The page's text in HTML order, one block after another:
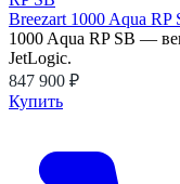
Breezart 1000 Aqua RP
1000 Aqua RP SB —
JetLogic.
847 900 ₽
Купить